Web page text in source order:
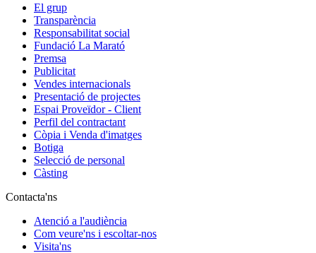
El grup
Transparència
Responsabilitat social
Fundació La Marató
Premsa
Publicitat
Vendes internacionals
Presentació de projectes
Espai Proveïdor - Client
Perfil del contractant
Còpia i Venda d'imatges
Botiga
Selecció de personal
Càsting
Contacta'ns
Atenció a l'audiència
Com veure'ns i escoltar-nos
Visita'ns